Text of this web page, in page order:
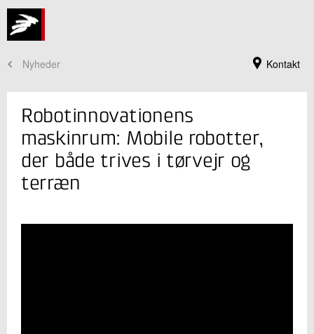
Kontakt
Nyheder
Robotinnovationens
maskinrum: Mobile robotter,
der både trives i tørvejr og
terræn